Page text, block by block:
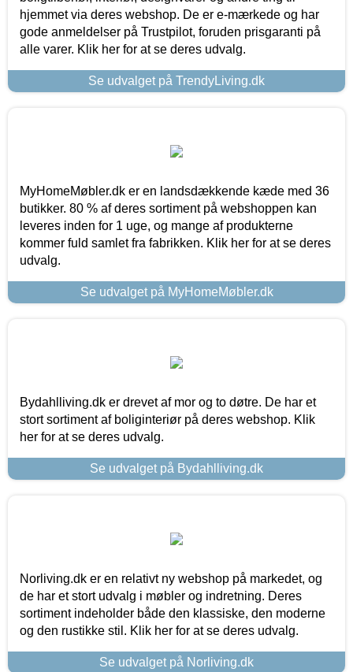
hjemmet via deres webshop. De er e-mærkede og har
gode anmeldelser på Trustpilot, foruden prisgaranti på
alle varer. Klik her for at se deres udvalg.
Se udvalget på TrendyLiving.dk
MyHomeMøbler.dk er en landsdækkende kæde med 36
butikker. 80 % af deres sortiment på webshoppen kan
leveres inden for 1 uge, og mange af produkterne
kommer fuld samlet fra fabrikken. Klik her for at se deres
udvalg.
Se udvalget på MyHomeMøbler.dk
Bydahlliving.dk er drevet af mor og to døtre. De har et
stort sortiment af boliginteriør på deres webshop. Klik
her for at se deres udvalg.
Se udvalget på Bydahlliving.dk
Norliving.dk er en relativt ny webshop på markedet, og
de har et stort udvalg i møbler og indretning. Deres
sortiment indeholder både den klassiske, den moderne
og den rustikke stil. Klik her for at se deres udvalg.
Se udvalget på Norliving.dk